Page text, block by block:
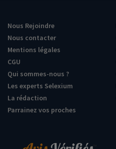
Nous Rejoindre
Nous contacter
Mentions légales
CGU
Qui sommes-nous ?
Les experts Selexium
La rédaction
Parrainez vos proches